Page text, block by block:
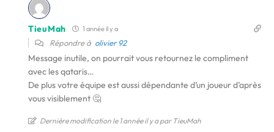
TieuMah 1 année il y a
Répondre à olivier 92
Message inutile, on pourrait vous retournez le compliment
avec les qataris…
De plus votre équipe est aussi dépendante d’un joueur d’après
vous visiblement 🤔
Dernière modification le 1 année il y a par TieuMah